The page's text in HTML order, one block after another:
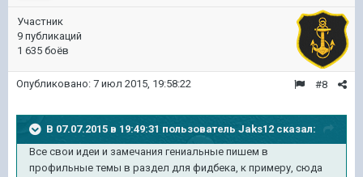
Участник
9 публикаций
1 635 боёв
#8
Опубликовано: 7 июл 2015, 19:58:22
В 07.07.2015 в 19:49:31 пользователь Jaks12 сказал:
Все свои идеи и замечания гениальные пишем в
профильные темы в раздел для фидбека, к примеру, сюда